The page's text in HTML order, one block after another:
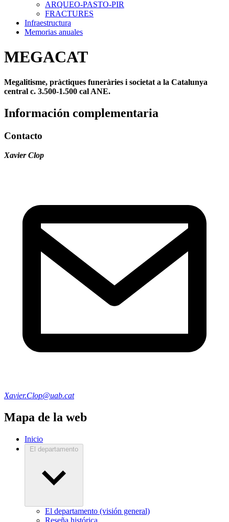
ARQUEO-PASTO-PIR
FRACTURES
Infraestructura
Memorias anuales
MEGACAT
Megalitisme, pràctiques funeràries i societat a la Catalunya
central c. 3.500-1.500 cal ANE.
Información complementaria
Contacto
Xavier Clop
Xavier.Clop@uab.cat
Mapa de la web
Inicio
El departamento
El departamento (visión general)